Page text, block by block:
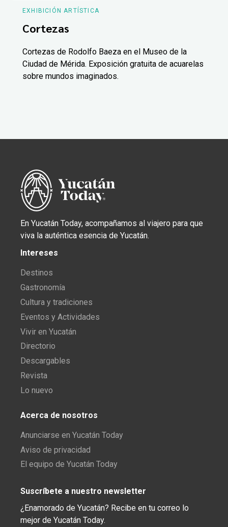
EXHIBICIÓN ARTÍSTICA
Cortezas
Cortezas de Rodolfo Baeza en el Museo de la
Ciudad de Mérida. Exposición gratuita de acuarelas
sobre mundos imaginados.
En Yucatán Today, acompañamos al viajero para que
viva la auténtica esencia de Yucatán.
Intereses
Destinos
Gastronomía
Cultura y tradiciones
Eventos y Actividades
Vivir en Yucatán
Directorio
Descargables
Revista
Lo nuevo
Acerca de nosotros
Anunciarse en Yucatán Today
Aviso de privacidad
El equipo de Yucatán Today
Suscríbete a nuestro newsletter
¿Enamorado de Yucatán? Recibe en tu correo lo
mejor de Yucatán Today.